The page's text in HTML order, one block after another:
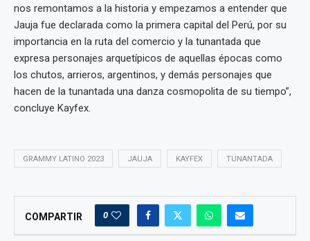
nos remontamos a la historia y empezamos a entender que
Jauja fue declarada como la primera capital del Perú, por su
importancia en la ruta del comercio y la tunantada que
expresa personajes arquetípicos de aquellas épocas como
los chutos, arrieros, argentinos, y demás personajes que
hacen de la tunantada una danza cosmopolita de su tiempo”,
concluye Kayfex.
GRAMMY LATINO 2023 JAUJA KAYFEX TUNANTADA
COMPARTIR 0